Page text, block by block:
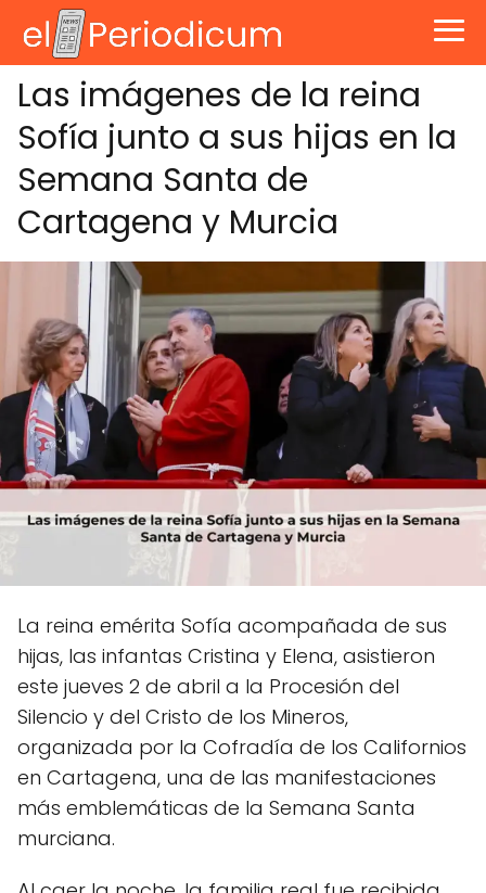
Las imágenes de la reina
Sofía junto a sus hijas en la
Semana Santa de
Cartagena y Murcia
La reina emérita Sofía acompañada de sus
hijas, las infantas Cristina y Elena, asistieron
este jueves 2 de abril a la Procesión del
Silencio y del Cristo de los Mineros,
organizada por la Cofradía de los Californios
en Cartagena, una de las manifestaciones
más emblemáticas de la Semana Santa
murciana.